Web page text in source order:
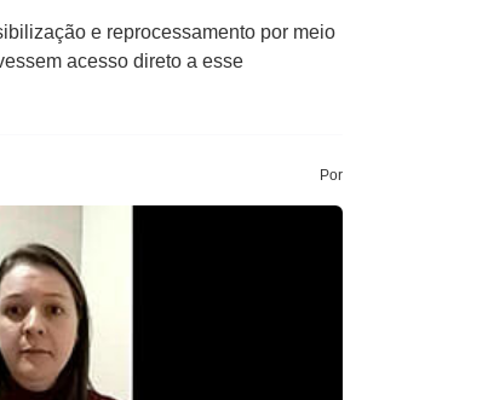
e reprocessamento por meio
acesso direto a esse
Por